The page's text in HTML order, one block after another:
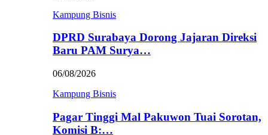
Kampung Bisnis
DPRD Surabaya Dorong Jajaran Direksi
Baru PAM Surya…
06/08/2026
Kampung Bisnis
Pagar Tinggi Mal Pakuwon Tuai Sorotan,
Komisi B:…